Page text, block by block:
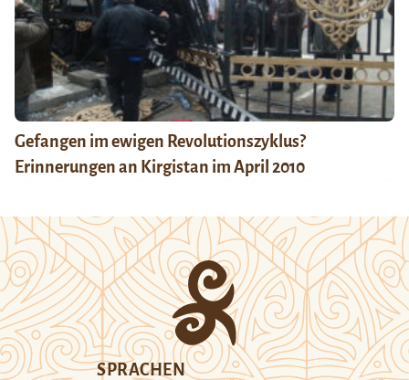
Gefangen im ewigen Revolutionszyklus?
Erinnerungen an Kirgistan im April 2010
SPRACHEN